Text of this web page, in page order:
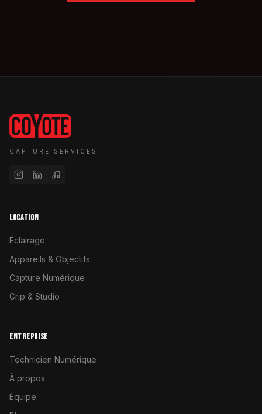
CAPTURE SERVICES
LOCATION
Éclairage
Appareils & Objectifs
Capture Numérique
Grip & Studio
ENTREPRISE
Technicien Numérique
À propos
Équipe